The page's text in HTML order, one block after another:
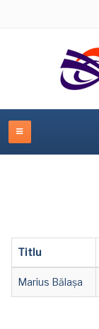
Titlu
Marius Bălașa